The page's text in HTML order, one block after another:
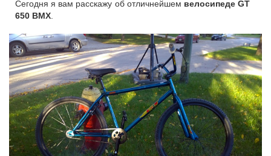
Сегодня я вам расскажу об отличнейшем велосипеде GT
650 BMX